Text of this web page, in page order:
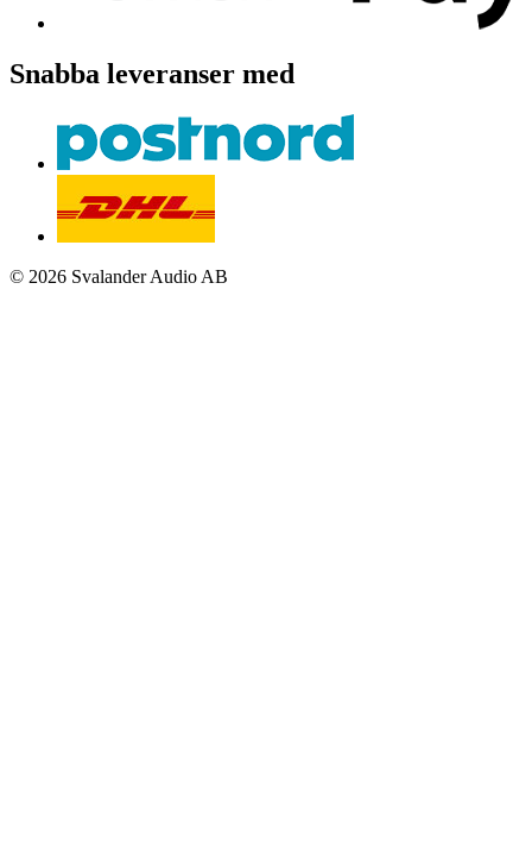
Snabba leveranser med
© 2026 Svalander Audio AB